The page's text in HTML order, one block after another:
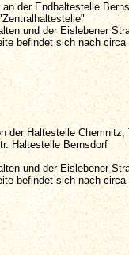
der Endhaltestelle
und der Eislebener
befindet sich nach circa
der Haltestelle Chemnitz,
Haltestelle Bernsdorf
und der Eislebener
befindet sich nach circa